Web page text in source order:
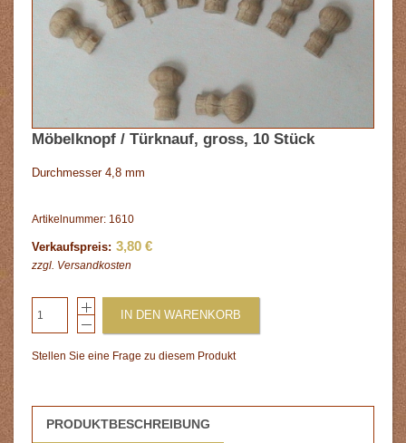
Möbelknopf / Türknauf, gross, 10 Stück
Durchmesser 4,8 mm
Artikelnummer: 1610
Verkaufspreis: 3,80 €
zzgl. Versandkosten
IN DEN WARENKORB
Stellen Sie eine Frage zu diesem Produkt
PRODUKTBESCHREIBUNG